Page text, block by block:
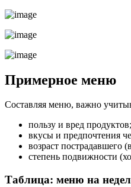
Примерное меню
Составляя меню, важно
пользу и вред продуктов;
вкусы и предпочтения
возраст пострадавшего
степень подвижности
Таблица: меню на